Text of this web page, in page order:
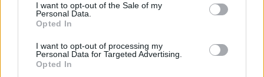
I want to opt-out of the Sale of my
Personal Data.
Opted In
I want to opt-out of processing my
Personal Data for Targeted Advertising.
Opted In
Donnas (37)